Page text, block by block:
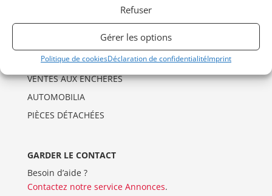
Refuser
Gérer les options
Politique de cookiesDéclaration de confidentialitéImprint
CATÉGORIES D’ANNONCES
AUTO
MOTO
VENTES AUX ENCHERES
AUTOMOBILIA
PIÈCES DÉTACHÉES
GARDER LE CONTACT
Besoin d’aide ?
Contactez notre service Annonces.